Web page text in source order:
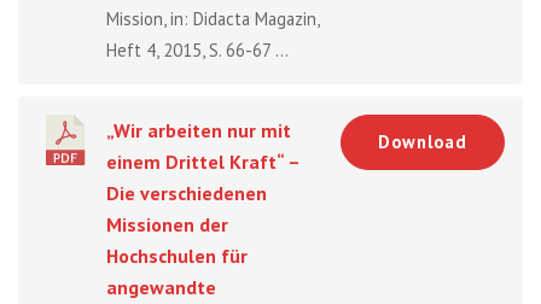
Mission, in: Didacta Magazin,
Heft 4, 2015, S. 66-67 ...
„Wir arbeiten nur mit
einem Drittel Kraft“ –
Die verschiedenen
Missionen der
Hochschulen für
angewandte
Download